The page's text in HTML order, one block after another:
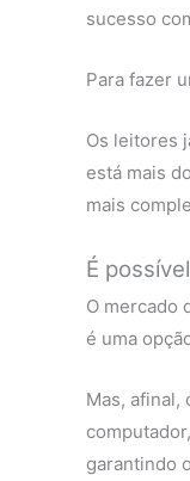
sucesso
Para fazer
Os leitores
está mais
mais
É
O mercado
é uma
Mas, afinal,
garantindo